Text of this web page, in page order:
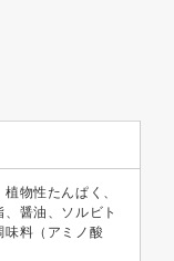
物性たんぱく、
醤油、ソルビト
味料（アミノ酸